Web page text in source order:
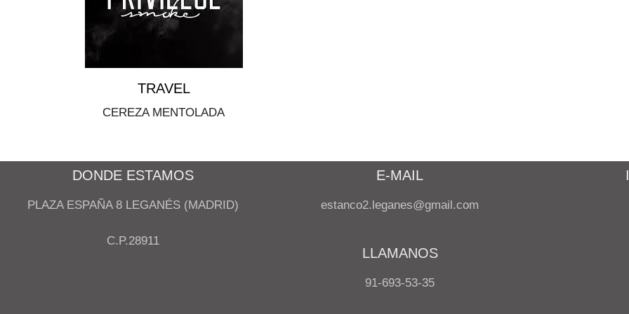
TRAVEL
CEREZA MENTOLADA
DONDE ESTAMOS
PLAZA ESPAÑA 8 LEGANÉS (MADRID)
C.P.28911
E-MAIL
estanco2.leganes@gmail.com
LLAMANOS
91-693-53-35